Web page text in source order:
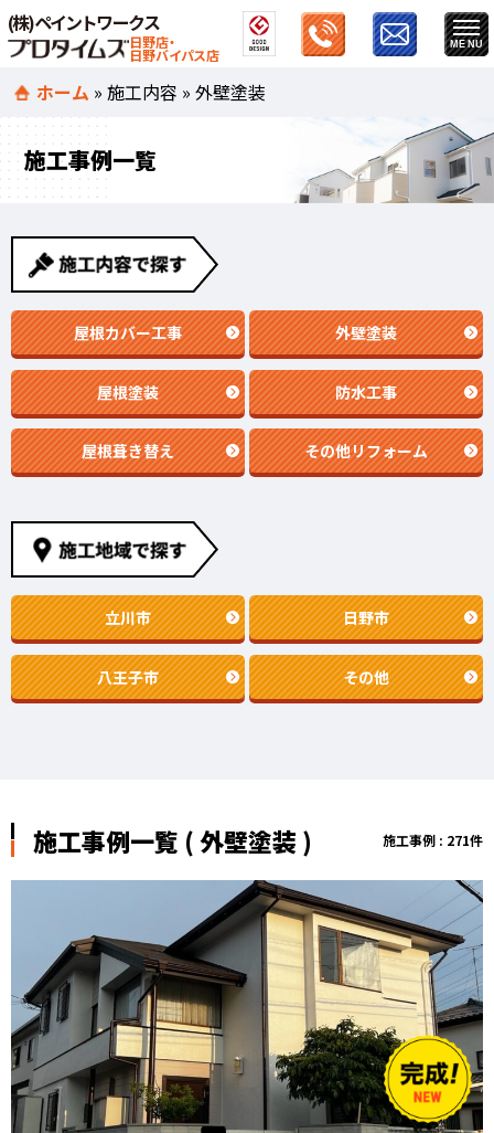
(株)ペイントワークス
日野店・
日野バイパス店
ホーム »施工内容 »外壁塗装
施工事例一覧
屋根カバー工事 外壁塗装
屋根塗装 防水工事
屋根葺き替え その他リフォーム
立川市 日野市
八王子市 その他
施工事例一覧 ( 外壁塗装 ) 施工事例 : 271件